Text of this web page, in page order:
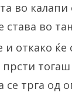
во
става во
откако ќе
прсти
трга од